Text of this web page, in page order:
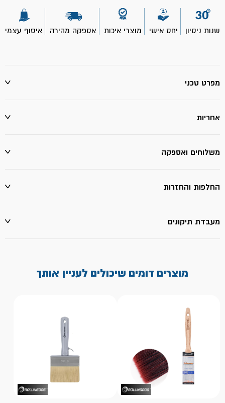
8"-
ROLLINGDOG
שנות ניסיון
יחס אישי מוצרי איכות אספקה מהירה איסוף עצמי
מפרט טכני
אחריות
משלוחים ואספקה
החלפות והחזרות
מעבדת תיקונים
מוצרים דומים שיכולים לעניין אותך